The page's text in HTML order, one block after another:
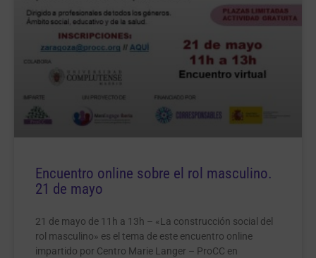
Encuentro online sobre el rol masculino.
21 de mayo
21 de mayo de 11h a 13h – «La construcción social del
rol masculino» es el tema de este encuentro online
impartido por Centro Marie Langer – ProCC en